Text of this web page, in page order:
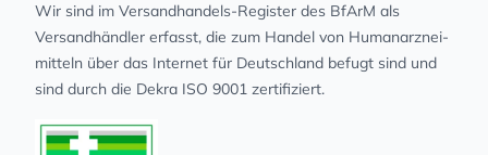
Wir sind im Versandhandels-Register des BfArM als
Versandhändler erfasst, die zum Handel von Human­arz­nei­
mit­teln über das Internet für Deutschland befugt sind und
sind durch die Dekra ISO 9001 zertifiziert.